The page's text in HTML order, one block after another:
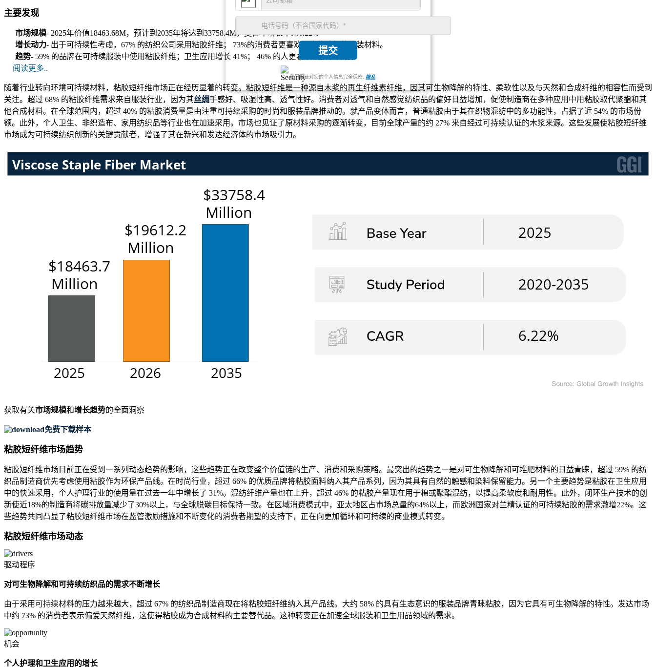
提交
我们保证对您的个人信息完全保密. 隐私
主要发现
市场规模- 2025年价值18463.68M，预计到2035年将达到33758.4M，复合年增长率为6.22%
增长动力- 出于可持续性考虑，67% 的纺织公司采用粘胶纤维； 73%的消费者更喜欢可生物降解的服装材料。
趋势- 59% 的品牌在可持续服装中使用粘胶纤维；卫生应用增长 41%； 46% 的人更喜欢粘胶混合物。
阅读更多..
随着行业转向环境可持续材料，粘胶短纤维市场正在经历显着的转变。粘胶短纤维是一种源自木浆的再生纤维素纤维，因其可生物降解的特性、柔软性以及与天然和合成纤维的相容性而受到
关注。超过 68% 的粘胶纤维需求来自服装行业，因为其丝绸手感好、吸湿性高、透气性好。消费者对透气和自然感觉纺织品的偏好日益增加，促使制造商在多种应用中用粘胶取代聚酯和其
他合成材料。在全球范围内，超过 40% 的粘胶消费量是由注重可持续采购的时尚和服装品牌推动的。就产品变体而言，普通粘胶由于其在织物混纺中的多功能性，占据了近 54% 的市场份
额。此外，个人卫生、非织造布、家用纺织品等行业也在加速采用。市场也见证了原材料采购的逐渐转变，目前全球产量的约 27% 来自经过可持续认证的木浆来源。这些发展使粘胶短纤维
市场成为可持续纺织创新的关键贡献者，增强了其在新兴和发达经济体的市场吸引力。
获取有关市场规模和增长趋势的全面洞察
免费下载样本
粘胶短纤维市场趋势
粘胶短纤维市场目前正在受到一系列动态趋势的影响，这些趋势正在改变整个价值链的生产、消费和采购策略。最突出的趋势之一是对可生物降解和可堆肥材料的日益青睐，超过 59% 的纺
织品制造商优先考虑使用粘胶作为环保产品线。在时尚行业，超过 66% 的优质品牌将粘胶面料纳入其产品系列，因为其具有自然的触感和染料保留能力。另一个主要趋势是粘胶在卫生应用
中的快速采用，个人护理行业的使用量在过去一年中增长了 31%。混纺纤维产量也在上升，超过 46% 的粘胶产量现在用于棉或聚酯混纺，以提高柔软度和耐用性。此外，闭环生产技术的创
新使近18%的制造商将碳排放量减少了30%以上，与全球脱碳目标保持一致。在区域消费模式中，亚太地区占市场总量的64%以上，而欧洲国家对兰精认证的可持续粘胶的需求激增22%。这
些趋势共同凸显了粘胶短纤维市场在监管激励措施和不断变化的消费者期望的支持下，正在向更加循环和可持续的商业模式转变。
粘胶短纤维市场动态
驱动程序
对可生物降解和可持续纺织品的需求不断增长
由于采用可持续材料的压力越来越大，超过 67% 的纺织品制造商现在将粘胶短纤维纳入其产品线。大约 58% 的具有生态意识的服装品牌青睐粘胶，因为它具有可生物降解的特性。发达市场
中约 73% 的消费者表示偏爱天然纤维，这使得粘胶成为合成材料的主要替代品。这种转变正在加速全球服装和卫生用品领域的需求。
机会
个人护理和卫生应用的增长